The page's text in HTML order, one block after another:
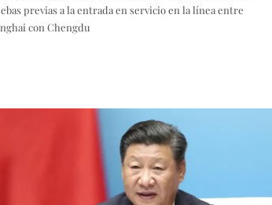
previas a la entrada en servicio en la línea entre
con Chengdu